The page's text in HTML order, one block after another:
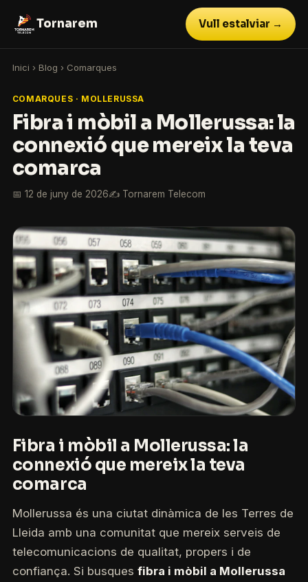
Tornarem Vull estalviar →
Inici › Blog › Comarques
COMARQUES · MOLLERUSSA
Fibra i mòbil a Mollerussa: la
connexió que mereix la teva
comarca
📅 12 de juny de 2026✍️ Tornarem Telecom
Fibra i mòbil a Mollerussa: la
connexió que mereix la teva
comarca
Mollerussa és una ciutat dinàmica de les Terres de
Lleida amb una comunitat que mereix serveis de
telecomunicacions de qualitat, propers i de
confiança. Si busques fibra i mòbil a Mollerussa